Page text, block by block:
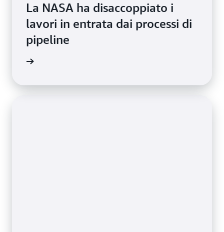
La NASA ha disaccoppiato i
lavori in entrata dai processi di
pipeline